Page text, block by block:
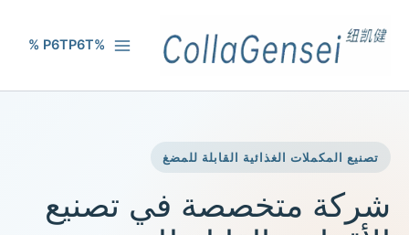
%P6TP6T %
تصنيع المكملات الغذائية القابلة للمضغ
شركة متخصصة في تصنيع